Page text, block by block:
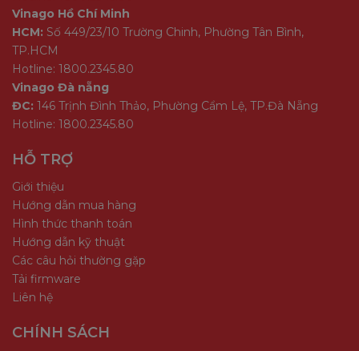
Vinago Hồ Chí Minh
HCM: Số 449/23/10 Trường Chinh, Phường Tân Bình,
TP.HCM
Hotline: 1800.2345.80
Vinago Đà nẵng
ĐC: 146 Trịnh Đình Thảo, Phường Cẩm Lệ, TP.Đà Nẵng
Hotline: 1800.2345.80
HỖ TRỢ
Giới thiệu
Hướng dẫn mua hàng
Hình thức thanh toán
Hướng dẫn kỹ thuật
Các câu hỏi thường gặp
Tải firmware
Liên hệ
CHÍNH SÁCH